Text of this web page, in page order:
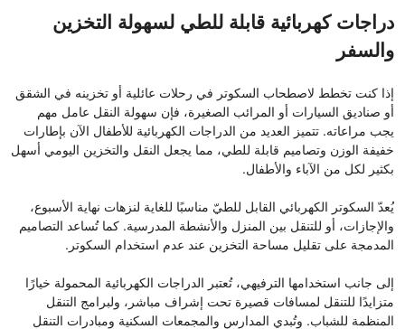
دراجات كهربائية قابلة للطي لسهولة التخزين
والسفر
إذا كنت تخطط لاصطحاب السكوتر في رحلات عائلية أو تخزينه في الشقق
أو صناديق السيارات أو المرائب الصغيرة، فإن سهولة النقل عامل مهم
يجب مراعاته. تتميز العديد من الدراجات الكهربائية للأطفال الآن بإطارات
خفيفة الوزن وتصاميم قابلة للطي، مما يجعل النقل والتخزين اليومي أسهل
بكثير لكل من الآباء والأطفال.
يُعدّ السكوتر الكهربائي القابل للطيّ مناسبًا للغاية لنزهات نهاية الأسبوع،
والإجازات، أو للتنقل بين المنزل والأنشطة المدرسية. كما تُساعد التصاميم
المدمجة على تقليل مساحة التخزين عند عدم استخدام السكوتر.
إلى جانب استخدامها الترفيهي، تُعتبر الدراجات الكهربائية المحمولة خيارًا
متزايدًا للتنقل لمسافات قصيرة تحت إشراف مباشر، ولبرامج التنقل
المنظمة للشباب. وتُبدي المدارس والمجمعات السكنية ومبادرات التنقل